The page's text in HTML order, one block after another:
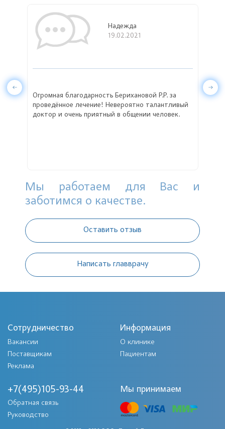
Надежда
19.02.2021
Огромная благодарность Берихановой Р.Р. за
проведённое лечение! Невероятно талантливый
доктор и очень приятный в общении человек.
Мы работаем для Вас и
заботимся о качестве.
Оставить отзыв
Написать главврачу
Сотрудничество
Вакансии
Поставщикам
Реклама
Информация
О клинике
Пациентам
+7(495)105-93-44
Обратная связь
Руководство
Мы принимаем